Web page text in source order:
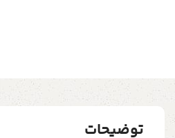
توضیحات